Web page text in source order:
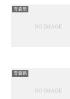
青森県
青森県